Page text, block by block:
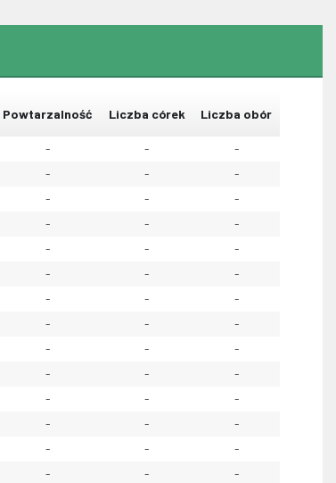
Powtarzalność Liczba córek Liczba obór
- - -
- - -
- - -
- - -
- - -
- - -
- - -
- - -
- - -
- - -
- - -
- - -
- - -
- - -